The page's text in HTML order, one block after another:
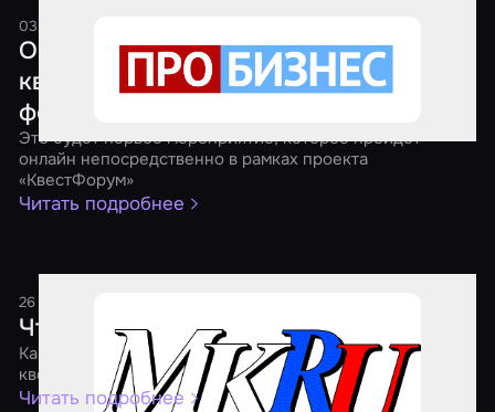
03 апреля 2021
Онлайн-форум представителей рынка
квест-индустрии в Приволжском
федеральном округе
Это будет первое мероприятие, которое пройдет
онлайн непосредственно в рамках проекта
«КвестФорум»
Читать подробнее
26 января 2021
Что происходит с квестами?
Как пандемия дала игрокам дополнительные эмоции, а
квест-бизнесу – новые возможности
Читать подробнее